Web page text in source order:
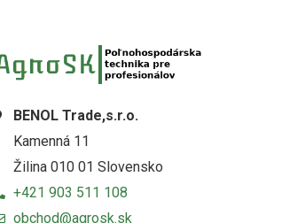
BENOL Trade,s.r.o.
Kamenná 11
Žilina 010 01 Slovensko
+421 903 511 108
obchod@agrosk.sk